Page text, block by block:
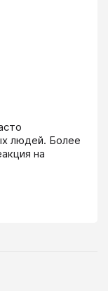
людей. Более
на